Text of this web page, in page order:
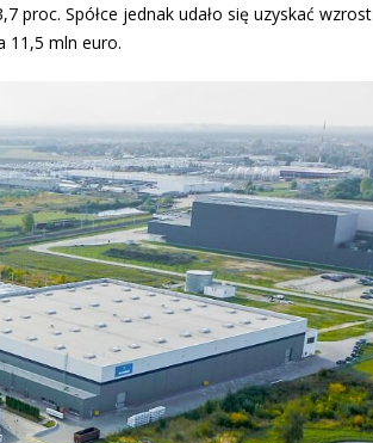
proc. Spółce jednak udało się uzyskać wzrost
11,5 mln euro.